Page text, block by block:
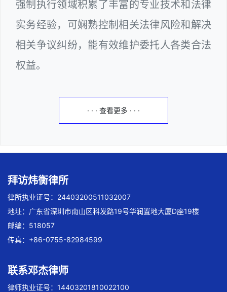
强制执行领域积累了丰富的专业技术和法律
实务经验，可娴熟控制相关法律风险和解决
相关争议纠纷，能有效维护委托人各类合法
权益。
· · · 查看更多 · · ·
拜访炜衡律所
律所执业证号：24403200511032007
地址：广东省深圳市南山区科发路19号华润置地大厦D座19楼
邮编：518057
传真：+86-0755-82984599
联系邓杰律师
律师执业证号：14403201810022100